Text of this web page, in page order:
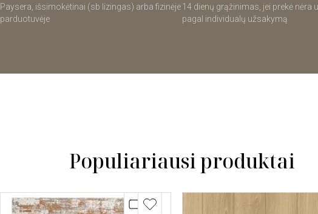
Paysera, išsimokėtinai (sb lizingas) arba fizinėje
parduotuvėje
14 dienų grąžinimas, jei prekė nėra
pagal individualų užsakymą
Populiariausi produktai